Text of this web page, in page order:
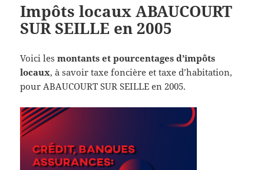
Impôts locaux ABAUCOURT
SUR SEILLE en 2005
Voici lesmontants et pourcentages d’impôts
locaux, à savoir taxe foncière et taxe d’habitation,
pour ABAUCOURT SUR SEILLE en 2005.